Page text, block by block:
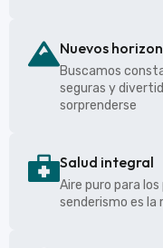
Nuevos
Buscamos
seguras y
sorprenderse
Salud integral
Aire puro para
senderismo es la